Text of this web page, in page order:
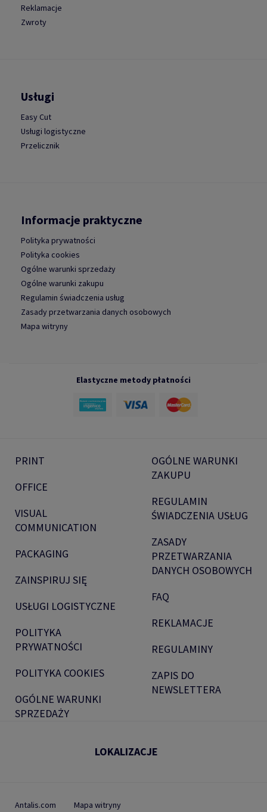
Reklamacje
Zwroty
Usługi
Easy Cut
Usługi logistyczne
Przelicznik
Informacje praktyczne
Polityka prywatności
Polityka cookies
Ogólne warunki sprzedaży
Ogólne warunki zakupu
Regulamin świadczenia usług
Zasady przetwarzania danych osobowych
Mapa witryny
Elastyczne metody płatności
PRINT
OFFICE
VISUAL
COMMUNICATION
PACKAGING
ZAINSPIRUJ SIĘ
USŁUGI LOGISTYCZNE
POLITYKA
PRYWATNOŚCI
POLITYKA COOKIES
OGÓLNE WARUNKI
SPRZEDAŻY
OGÓLNE WARUNKI
ZAKUPU
REGULAMIN
ŚWIADCZENIA USŁUG
ZASADY
PRZETWARZANIA
DANYCH OSOBOWYCH
FAQ
REKLAMACJE
REGULAMINY
ZAPIS DO
NEWSLETTERA
LOKALIZACJE
Antalis.com Mapa witryny